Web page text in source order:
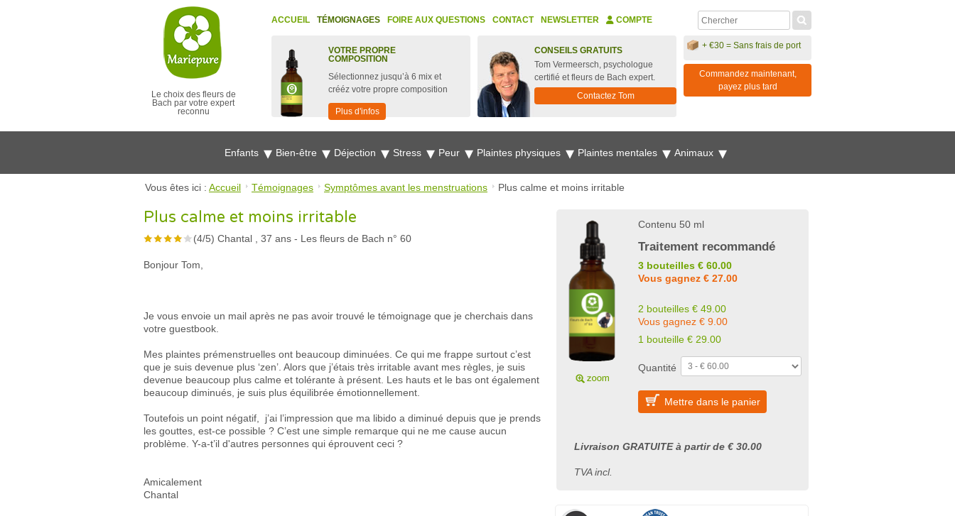
Le choix des fleurs de
Bach par votre expert
reconnu
ACCUEIL TÉMOIGNAGES FOIRE AUX QUESTIONS CONTACT NEWSLETTER COMPTE
VOTRE PROPRE
COMPOSITION
Sélectionnez jusqu’à 6 mix et
crééz votre propre composition
Plus d'infos
CONSEILS GRATUITS
Tom Vermeersch, psychologue
certifié et fleurs de Bach expert.
Contactez Tom
+ €30 = Sans frais de port
Commandez maintenant,
payez plus tard
Enfants Bien-être Déjection Stress Peur Plaintes physiques Plaintes mentales Animaux
Vous êtes ici : Accueil Témoignages Symptômes avant les menstruations Plus calme et moins irritable
Plus calme et moins irritable
(4/5) Chantal , 37 ans - Les fleurs de Bach n° 60
Bonjour Tom,
Je vous envoie un mail après ne pas avoir trouvé le témoignage que je cherchais dans
votre guestbook.
Mes plaintes prémenstruelles ont beaucoup diminuées. Ce qui me frappe surtout c’est
que je suis devenue plus ‘zen’. Alors que j’étais très irritable avant mes règles, je suis
devenue beaucoup plus calme et tolérante à présent. Les hauts et le bas ont également
beaucoup diminués, je suis plus équilibrée émotionnellement.
Toutefois un point négatif, j’ai l’impression que ma libido a diminué depuis que je prends
les gouttes, est-ce possible ? C’est une simple remarque qui ne me cause aucun
problème. Y-a-t’il d'autres personnes qui éprouvent ceci ?
Amicalement
Chantal
Contenu 50 ml
Traitement recommandé
3 bouteilles € 60.00
Vous gagnez € 27.00
2 bouteilles € 49.00
Vous gagnez € 9.00
1 bouteille € 29.00
Quantité
Mettre dans le panier
Livraison GRATUITE à partir de € 30.00
TVA incl.